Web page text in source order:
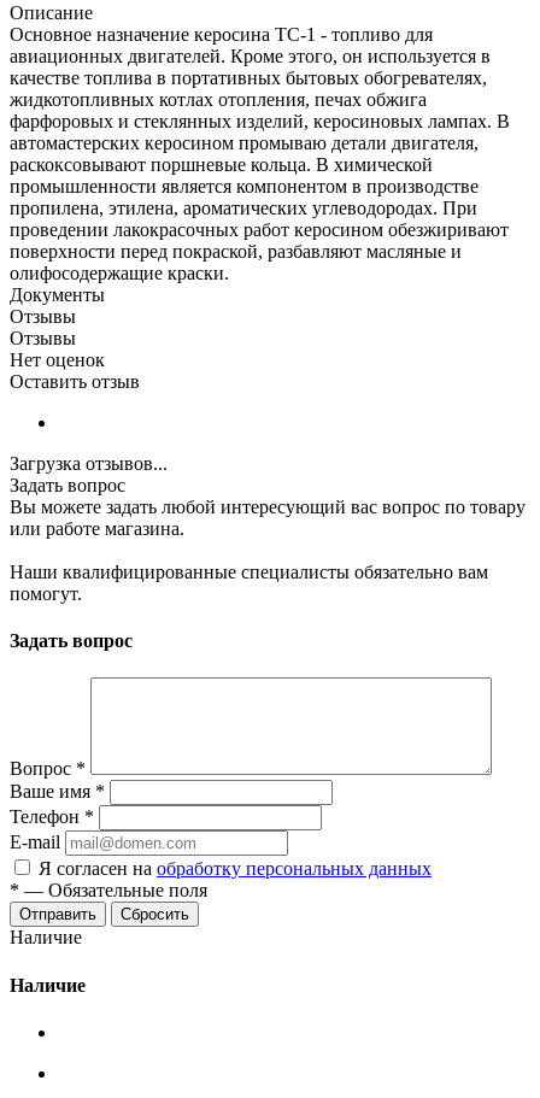
Описание
Основное назначение керосина ТС-1 - топливо для
авиационных двигателей. Кроме этого, он используется в
качестве топлива в портативных бытовых обогревателях,
жидкотопливных котлах отопления, печах обжига
фарфоровых и стеклянных изделий, керосиновых лампах. В
автомастерских керосином промываю детали двигателя,
раскоксовывают поршневые кольца. В химической
промышленности является компонентом в производстве
пропилена, этилена, ароматических углеводородах. При
проведении лакокрасочных работ керосином обезжиривают
поверхности перед покраской, разбавляют масляные и
олифосодержащие краски.
Документы
Отзывы
Отзывы
Нет оценок
Оставить отзыв
Загрузка отзывов...
Задать вопрос
Вы можете задать любой интересующий вас вопрос по товару
или работе магазина.
Наши квалифицированные специалисты обязательно вам
помогут.
Задать вопрос
Вопрос *
Ваше имя *
Телефон *
E-mail
Я согласен на обработку персональных данных
* — Обязательные поля
Сбросить
Наличие
Наличие